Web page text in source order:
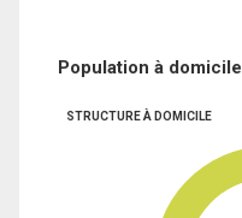
Population à domicile
STRUCTURE À DOMICILE